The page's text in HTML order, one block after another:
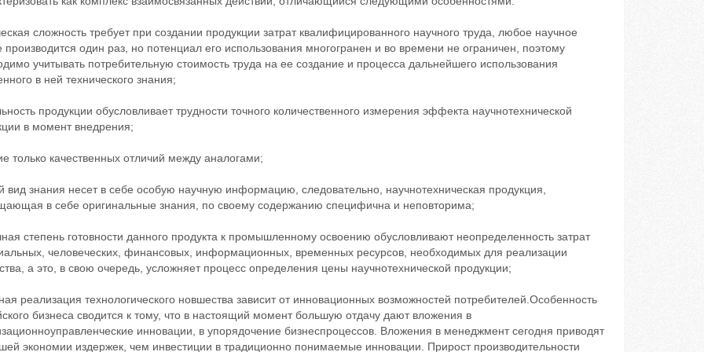
сложность требует при создании продукции затрат квалифицированного научного труда, любое научное
производится один раз, но потенциал его использования многогранен и во времени не ограничен, поэтому
учитывать потребительную стоимость труда на ее создание и процесса дальнейшего использования
в ней технического знания;
продукции обусловливает трудности точного количественного измерения эффекта научнотехнической
в момент внедрения;
только качественных отличий между аналогами;
вид знания несет в себе особую научную информацию, следовательно, научнотехническая продукция,
в себе оригинальные знания, по своему содержанию специфична и неповторима;
степень готовности данного продукта к промышленному освоению обусловливают неопределенность затрат
человеческих, финансовых, информационных, временных ресурсов, необходимых для реализации
а это, в свою очередь, усложняет процесс определения цены научнотехнической продукции;
реализация технологического новшества зависит от инновационных возможностей потребителей.Особенность
бизнеса сводится к тому, что в настоящий момент большую отдачу дают вложения в
инновации, в упорядочение бизнеспроцессов. Вложения в менеджмент сегодня приводят
экономии издержек, чем инвестиции в традиционно понимаемые инновации. Прирост производительности